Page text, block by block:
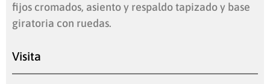
fijos cromados, asiento y respaldo tapizado y base
giratoria con ruedas.
Visita